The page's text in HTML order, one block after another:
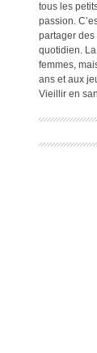
tous les
passion.
partager
quotidien. La
femmes,
ans et aux
Vieillir en